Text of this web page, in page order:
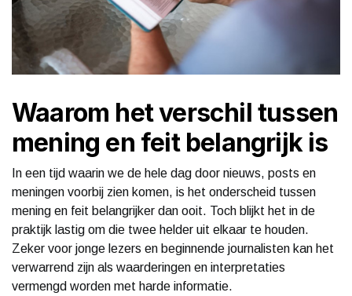
Waarom het verschil tussen
mening en feit belangrijk is
In een tijd waarin we de hele dag door nieuws, posts en
meningen voorbij zien komen, is het onderscheid tussen
mening en feit belangrijker dan ooit. Toch blijkt het in de
praktijk lastig om die twee helder uit elkaar te houden.
Zeker voor jonge lezers en beginnende journalisten kan het
verwarrend zijn als waarderingen en interpretaties
vermengd worden met harde informatie.